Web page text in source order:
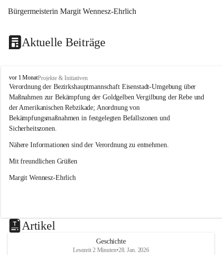
Bürgermeisterin Margit Wennesz-Ehrlich
Aktuelle Beiträge
O
s
l
i
p
vor 1 MonatProjekte & Initiativen
Verordnung der Bezirkshauptmannschaft Eisenstadt-Umgebung über
Maßnahmen zur Bekämpfung der Goldgelben Vergilbung der Rebe und
der Amerikanischen Rebzikade; Anordnung von
Bekämpfungsmaßnahmen in festgelegten Befallszonen und
Sicherheitszonen.
Nähere Informationen sind der Verordnung zu entnehmen.
Mit freundlichen Grüßen
Margit Wennesz-Ehrlich
Artikel
Geschichte
Lesezeit 2 Minuten•28. Jan. 2026